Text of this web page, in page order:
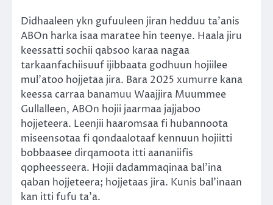
Didhaaleen ykn gufuuleen jiran hedduu ta’anis
ABOn harka isaa maratee hin teenye. Haala jiru
keessatti sochii qabsoo karaa nagaa
tarkaanfachiisuuf ijibbaata godhuun hojiilee
mul’atoo hojjetaa jira. Bara 2025 xumurre kana
keessa carraa banamuu Waajjira Muummee
Gullalleen, ABOn hojii jaarmaa jajjaboo
hojjeteera. Leenjii haaromsaa fi hubannoota
miseensotaa fi qondaalotaaf kennuun hojiitti
bobbaasee dirqamoota itti aananiifis
qopheesseera. Hojii dadammaqinaa bal’ina
qaban hojjeteera; hojjetaas jira. Kunis bal’inaan
kan itti fufu ta’a.